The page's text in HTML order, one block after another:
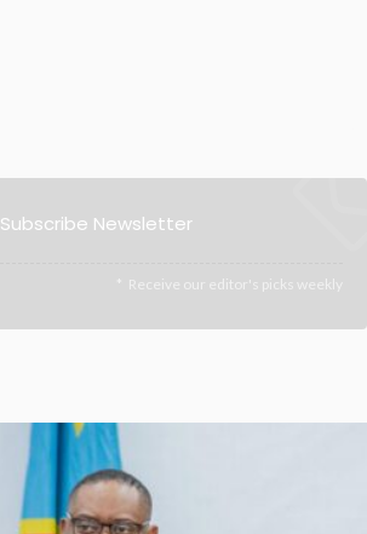
Subscribe Newsletter
Receive our editor's picks weekly